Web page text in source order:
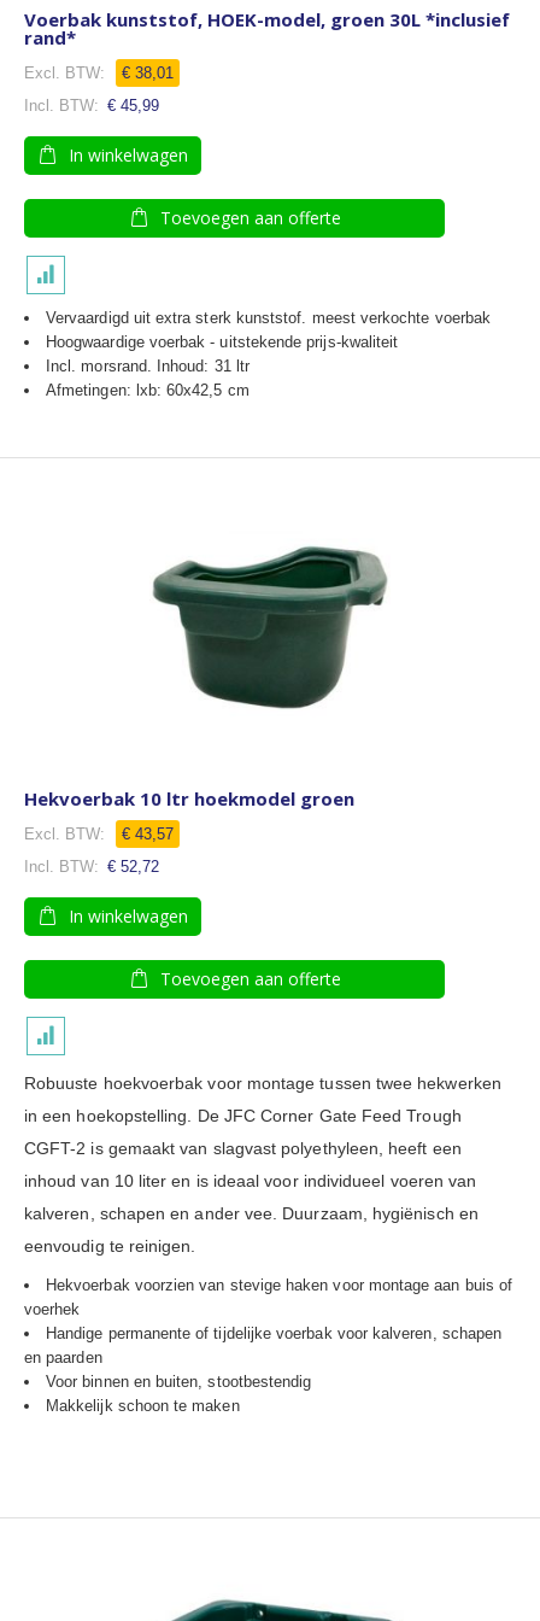
Voerbak kunststof, HOEK-model, groen 30L *inclusief
rand*
€ 38,01
€ 45,99
In winkelwagen
Toevoegen aan offerte
Vervaardigd uit extra sterk kunststof. meest verkochte voerbak
Hoogwaardige voerbak - uitstekende prijs-kwaliteit
Incl. morsrand. Inhoud: 31 ltr
Afmetingen: lxb: 60x42,5 cm
Hekvoerbak 10 ltr hoekmodel groen
€ 43,57
€ 52,72
In winkelwagen
Toevoegen aan offerte
Robuuste hoekvoerbak voor montage tussen twee hekwerken
in een hoekopstelling. De JFC Corner Gate Feed Trough
CGFT-2 is gemaakt van slagvast polyethyleen, heeft een
inhoud van 10 liter en is ideaal voor individueel voeren van
kalveren, schapen en ander vee. Duurzaam, hygiënisch en
eenvoudig te reinigen.
Hekvoerbak voorzien van stevige haken voor montage aan buis of
voerhek
Handige permanente of tijdelijke voerbak voor kalveren, schapen
en paarden
Voor binnen en buiten, stootbestendig
Makkelijk schoon te maken